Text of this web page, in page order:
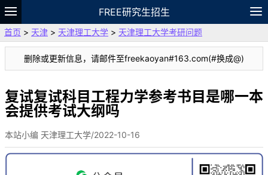
FREE研究生招生
题库
故事 专题 APP 笔记
论坛
VIP
资料
首页 > 天津 > 天津理工大学 > 天津理工大学考研问题
删除或更新信息，请邮件至freekaoyan#163.com(#换成@)
复试复试科目工程力学参考书目是哪一本
会提供考试大纲吗
本站小编 天津理工大学/2022-10-16